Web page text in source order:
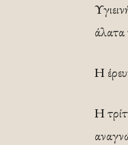
άλατα
Η
Η